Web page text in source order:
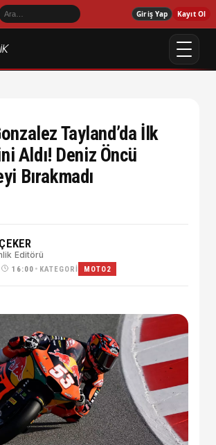
Giriş Yap Kayıt Ol
Tayland’da İlk
Aldı! Deniz Öncü
Bırakmadı
Editörü
16:00 • KATEGORI MOTO2